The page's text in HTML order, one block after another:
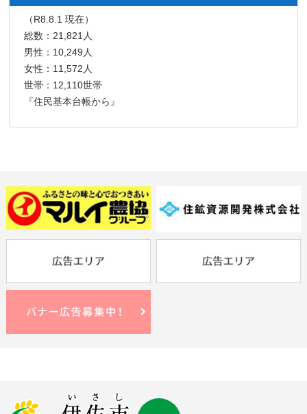
（R8.8.1 現在）
総数：21,821人
男性：10,249人
女性：11,572人
世帯：12,110世帯
『住民基本台帳から』